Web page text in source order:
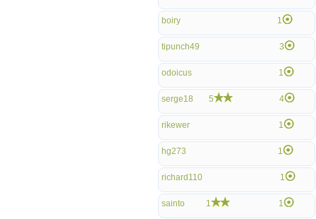
boiry 1
tipunch49 3
odoicus 1
serge18 5 4
rikewer 1
hg273 1
richard110 1
sainto 1 1